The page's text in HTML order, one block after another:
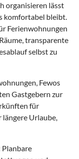
organisieren lässt
komfortabel bleibt.
Ferienwohnungen
transparente
selbst zu
Fewos
Gastgebern zur
für
Urlaube,
Planbare